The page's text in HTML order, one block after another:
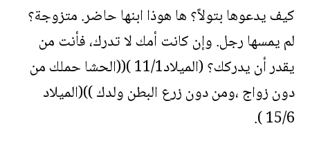
كيف يدعوها بتولاً؟ ها هوذا ابنها حاضر. متزوجة؟
لم يمسها رجل. وإن كانت أمك لا تدرك، فأنت من
يقدر أن يدركك؟ (الميلاد11/1 )((الحشا حملك من
دون زواج ،ومن دون زرع البطن ولدك ))(الميلاد
15/6 ).